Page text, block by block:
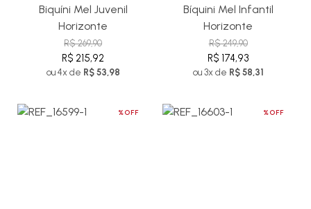
Biquíni Mel Juvenil
Horizonte
R$ 269,90
R$ 215,92
ou 4x de R$ 53,98
Bíquini Mel Infantil
Horizonte
R$ 249,90
R$ 174,93
ou 3x de R$ 58,31
%OFF %OFF